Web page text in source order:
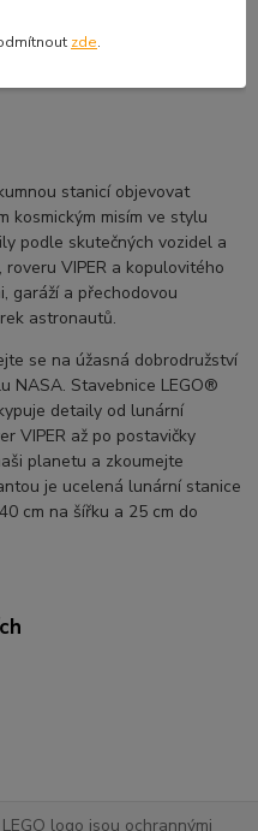
stanicí objevovat
kosmickým misím ve stylu
podle skutečných vozidel a
VIPER a kopulovitého
garáží a přechodovou
astronautů.
se na úžasná dobrodružství
NASA. Stavebnice LEGO®
detaily od lunární
VIPER až po postavičky
planetu a zkoumejte
je ucelená lunární stanice
cm na šířku a 25 cm do
logo jsou ochrannými
zde.